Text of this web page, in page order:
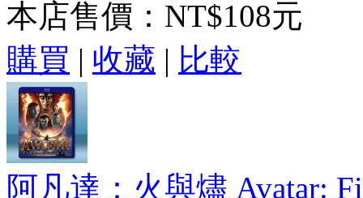
本店售價： NT$108元
購買 | 收藏 | 比較
阿凡達：火與燼 Avatar: